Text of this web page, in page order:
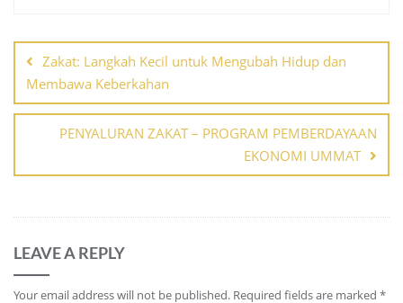
navigation
Zakat: Langkah Kecil untuk Mengubah Hidup dan
Membawa Keberkahan
PENYALURAN ZAKAT – PROGRAM PEMBERDAYAAN
EKONOMI UMMAT
LEAVE A REPLY
Your email address will not be published. Required fields are marked *